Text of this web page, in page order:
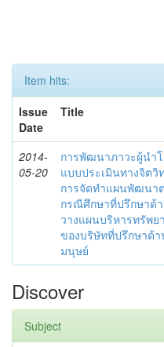
Item hits:
Issue
Date
Title
2014-
05-20
การพัฒนาภาวะผู้นำ
แบบประเมินทางจิตวิ
การจัดทำแผนพัฒนา
กรณีศึกษาที่ปรึกษาด้
วางแผนบริหารทรัพย
ของบริษัทที่ปรึกษาด้า
มนุษย์
Discover
Subject